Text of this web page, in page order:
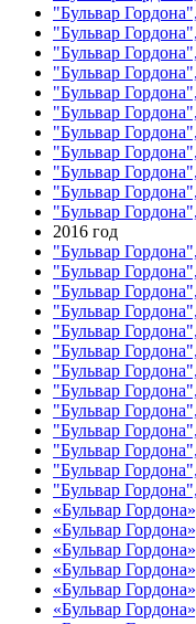
"Бульвар
"Бульвар
"Бульвар
"Бульвар
"Бульвар
"Бульвар
"Бульвар
"Бульвар
"Бульвар
"Бульвар
"Бульвар
2016 год
"Бульвар
"Бульвар
"Бульвар
"Бульвар
"Бульвар
"Бульвар
"Бульвар
"Бульвар
"Бульвар
"Бульвар
"Бульвар
"Бульвар
"Бульвар
«Бульвар
«Бульвар
«Бульвар
«Бульвар
«Бульвар
«Бульвар